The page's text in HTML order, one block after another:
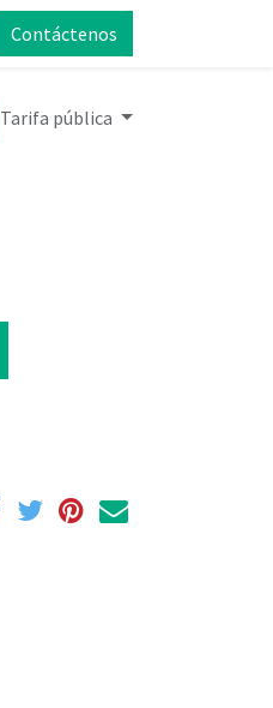
Contáctenos
Tarifa pública